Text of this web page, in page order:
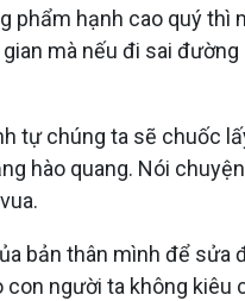
phẩm hạnh cao quý thì
mà nếu đi sai
tự chúng ta sẽ chuốc
hào quang. Nói
bản thân mình để sửa
người ta không kiêu